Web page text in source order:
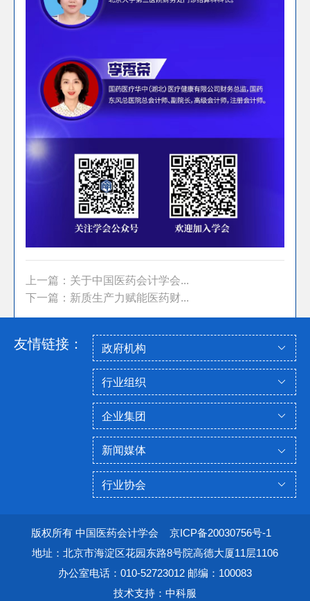
上一篇：关于中国医药会计学会...
下一篇：新质生产力赋能医药财...
友情链接：
版权所有 中国医药会计学会
京ICP备20030756号-1
地址：北京市海淀区花园东路8号院高德大厦11层1106
办公室电话：010-52723012 邮编：100083
技术支持：中科服